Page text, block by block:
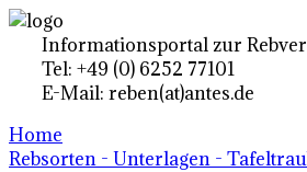
Informationsportal zur
Tel: +49 (0) 6252 77101
E-Mail: reben(at)antes.de
Home
Rebsorten - Unterlagen -